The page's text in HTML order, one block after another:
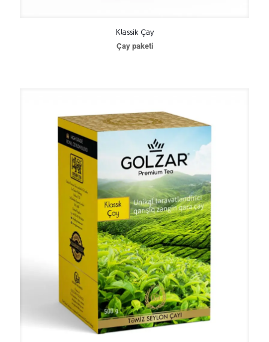
Klassik Çay
Çay paketi